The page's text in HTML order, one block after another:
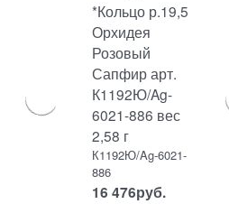
*Кольцо р.19,5
Орхидея
Розовый
Сапфир арт.
К1192Ю/Ag-
6021-886 вес
2,58 г
К1192Ю/Ag-6021-
886
16 476руб.